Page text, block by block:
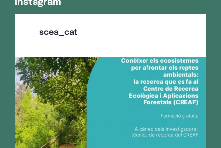
Instagram
scea_cat